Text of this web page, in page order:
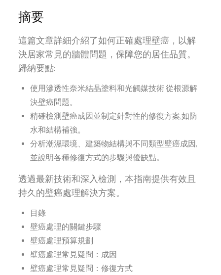
摘要
這篇文章詳細介紹了如何正確處理壁癌，以解
決居家常見的牆體問題，保障您的居住品質。
歸納要點:
使用滲透性奈米結晶塗料和光觸媒技術,從根源解
決壁癌問題。
精確檢測壁癌成因並制定針對性的修復方案,如防
水和結構補強。
分析潮濕環境、建築物結構與不同類型壁癌成因,
並說明各種修復方式的步驟與優缺點。
透過最新技術和深入檢測，本指南提供有效且
持久的壁癌處理解決方案。
目錄
壁癌處理的關鍵步驟
壁癌處理預算規劃
壁癌處理常見疑問：成因
壁癌處理常見疑問：修復方式